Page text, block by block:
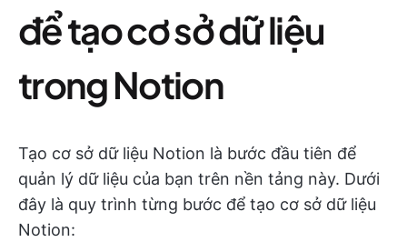
để tạo cơ sở dữ liệu
trong Notion
Tạo cơ sở dữ liệu Notion là bước đầu tiên để
quản lý dữ liệu của bạn trên nền tảng này. Dưới
đây là quy trình từng bước để tạo cơ sở dữ liệu
Notion: